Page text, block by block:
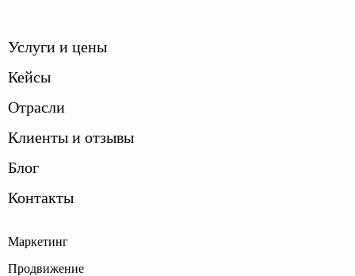
Маркетинг
Продвижение
Услуги и цены
Кейсы
Отрасли
Клиенты и отзывы
Блог
Контакты